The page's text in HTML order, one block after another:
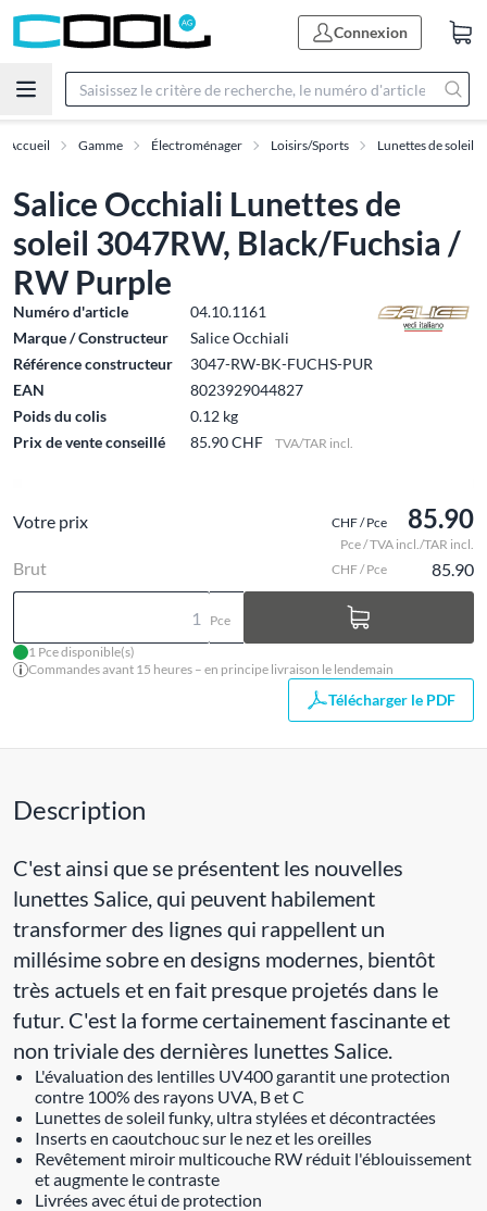
Connexion
Accueil Gamme Électroménager Loisirs/Sports Lunettes de soleil
Salice Occhiali Lunettes de
soleil 3047RW, Black/Fuchsia /
RW Purple
Numéro d'article
04.10.1161
Marque / Constructeur
Salice Occhiali
Référence constructeur
3047-RW-BK-FUCHS-PUR
EAN
8023929044827
Poids du colis
0.12 kg
Prix de vente conseillé
85.90 CHF TVA/TAR incl.
Votre prix CHF / Pce 85.90
Pce / TVA incl./TAR incl.
Brut CHF / Pce 85.90
Pce
1 Pce disponible(s)
Commandes avant 15 heures – en principe livraison le lendemain
Télécharger le PDF
Description
C'est ainsi que se présentent les nouvelles
lunettes Salice, qui peuvent habilement
transformer des lignes qui rappellent un
millésime sobre en designs modernes, bientôt
très actuels et en fait presque projetés dans le
futur. C'est la forme certainement fascinante et
non triviale des dernières lunettes Salice.
L'évaluation des lentilles UV400 garantit une protection
contre 100% des rayons UVA, B et C
Lunettes de soleil funky, ultra stylées et décontractées
Inserts en caoutchouc sur le nez et les oreilles
Revêtement miroir multicouche RW réduit l'éblouissement
et augmente le contraste
Livrées avec étui de protection